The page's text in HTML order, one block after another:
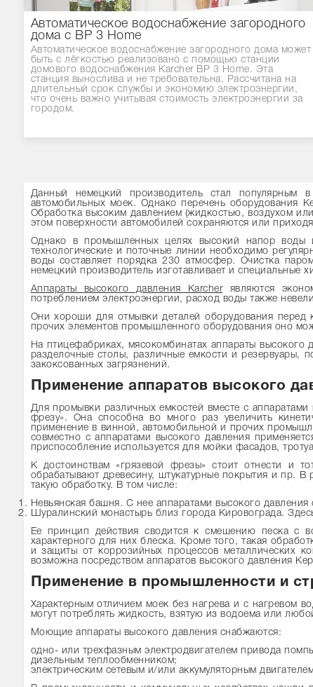
Автоматическое водоснабжение загородного
дома с BP 3 Home
Автоматическое водоснабжение загородного дома может
быть с лёгкостью реализовано с помощью станции
домового водоснабжения Karcher BP 3 Home. Эта
станция вынослива и не требовательна. Рассчитана на
длительный срок службы и экономию электроэнергии,
что очень важно учитывая стоимость электроэнергии за
городом.
Данный немецкий производитель стал популярным
автомобильных моек. Однако перечень оборудования
Обработка высоким давлением (жидкостью, воздухом
этом поверхности автомобилей сохраняются или
Однако в промышленных целях высокий напор воды
технологические и поточные линии необходимо
воды составляет порядка 230 атмосфер. Очистка
немецкий производитель изготавливает и специальные
Аппараты высокого давления Karcherявляются
потреблением электроэнергии, расход воды также
Они хороши для отмывки деталей оборудования перед
прочих элементов промышленного оборудования оно
На птицефабриках, мясокомбинатах аппараты
разделочные столы, различные емкости и резервуары,
закоксованных загрязнений.
Применение аппаратов высокого
Для промывки различных емкостей вместе с
фрезу». Она способна во много раз увеличить
применение в винной, автомобильной и прочих
совместно с аппаратами высокого давления
приспособление используется для мойки фасадов,
К достоинствам «грязевой фрезы» стоит отнести и
обрабатывают древесину, штукатурные покрытия и пр.
такую обработку. В том числе:
Невьянская башня. С нее аппаратами высокого
Шуралинский монастырь близ города Кировограда.
Ее принцип действия сводится к смешению песка с
характерного для них блеска. Кроме того, такая
и защиты от коррозийных процессов металлических
возможна посредством аппаратов высокого давления
Применение в промышленности и
Характерным отличием моек без нагрева и с нагревом
могут потреблять жидкость, взятую из водоема или
Моющие аппараты высокого давления снабжаются:
одно- или трехфазным электродвигателем привода
дизельным теплообменником;
электрическим сетевым и/или аккумуляторным